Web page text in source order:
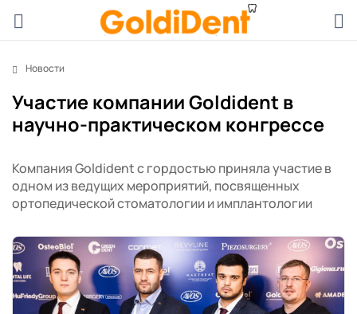
Новости
Участие компании Goldident в
научно-практическом конгрессе
Компания Goldident с гордостью приняла участие в
одном из ведущих мероприятий, посвященных
ортопедической стоматологии и имплантологии